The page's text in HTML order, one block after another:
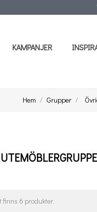
KAMPANJER
Hem Grupper
finns 6 produkter.